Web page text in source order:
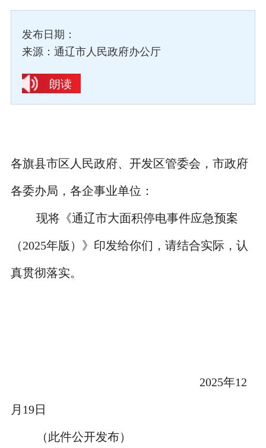
发布日期：
来源：通辽市人民政府办公厅
朗读
各旗县市区人民政府、开发区管委会，市政府
各委办局，各企事业单位：
现将《通辽市大面积停电事件应急预案
（2025年版）》印发给你们，请结合实际，认
真贯彻落实。
2025年12
月 19日
（此件公开发布）